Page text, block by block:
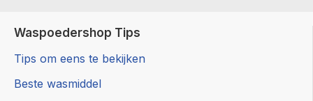
Waspoedershop Tips
Tips om eens te bekijken
Beste wasmiddel